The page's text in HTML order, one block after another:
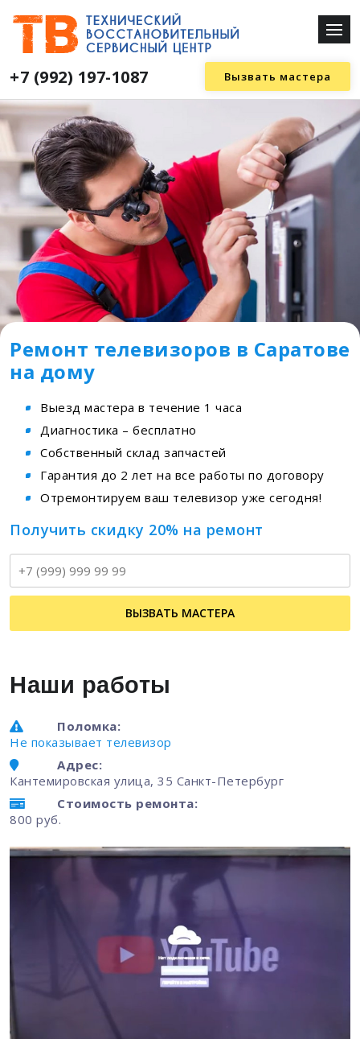
+7 (992) 197-1087 Вызвать мастера
Ремонт телевизоров в Саратове
на дому
Выезд мастера в течение 1 часа
Диагностика – бесплатно
Собственный склад запчастей
Гарантия до 2 лет на все работы по договору
Отремонтируем ваш телевизор уже сегодня!
Получить скидку 20% на ремонт
ВЫЗВАТЬ МАСТЕРА
Наши работы
Поломка:
Не показывает телевизор
Адрес:
Кантемировская улица, 35 Санкт-Петербург
Стоимость ремонта:
800 руб.